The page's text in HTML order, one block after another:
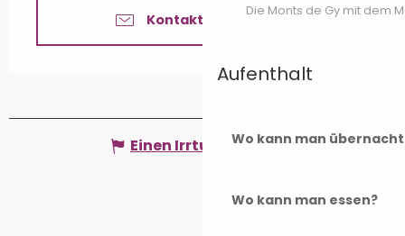
Die Monts de Gy mit dem
Aufenthalt
Wo kann man
Wo kann man essen?
Kontaktieren Sie uns
Einen Irrtum angeben